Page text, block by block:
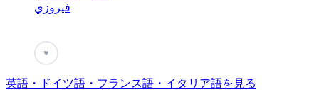
فيروزي
♥
英語・ドイツ語・フランス語・イタリア語を見る